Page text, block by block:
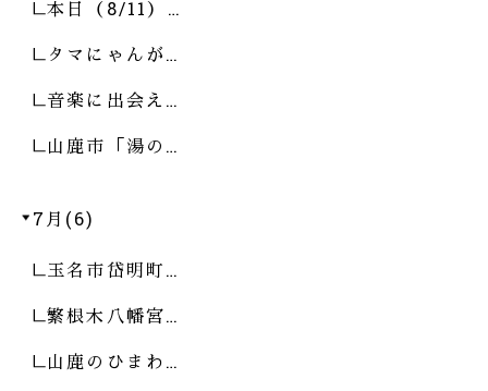
本日（8/11）…
タマにゃんが…
音楽に出会え…
山鹿市「湯の…
7月(6)
玉名市岱明町…
繁根木八幡宮…
山鹿のひまわ…